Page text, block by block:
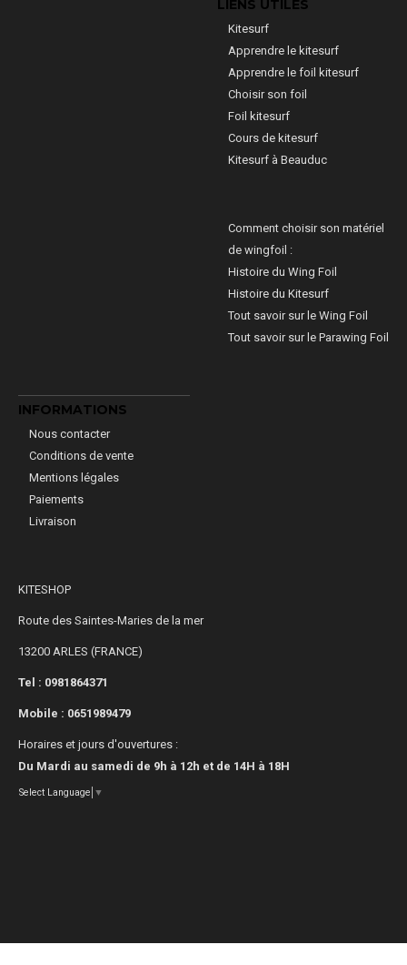
LIENS UTILES
Kitesurf
Apprendre le kitesurf
Apprendre le foil kitesurf
Choisir son foil
Foil kitesurf
Cours de kitesurf
Kitesurf à Beauduc
Comment choisir son matériel
de wingfoil :
Histoire du Wing Foil
Histoire du Kitesurf
Tout savoir sur le Wing Foil
Tout savoir sur le Parawing Foil
INFORMATIONS
Nous contacter
Conditions de vente
Mentions légales
Paiements
Livraison
KITESHOP
Route des Saintes-Maries de la mer
13200 ARLES (FRANCE)
Tel : 0981864371
Mobile : 0651989479
Horaires et jours d'ouvertures :
Du Mardi au samedi de 9h à 12h et de 14H à 18H
Select Language ▼